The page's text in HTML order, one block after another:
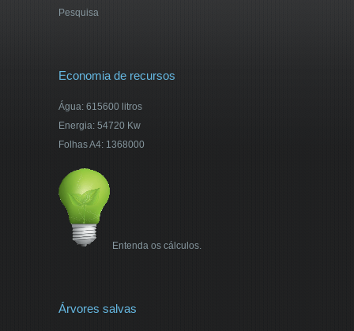
Pesquisa
Economia de recursos
Água: 615600 litros
Energia: 54720 Kw
Folhas A4: 1368000
Entenda os cálculos.
Árvores salvas